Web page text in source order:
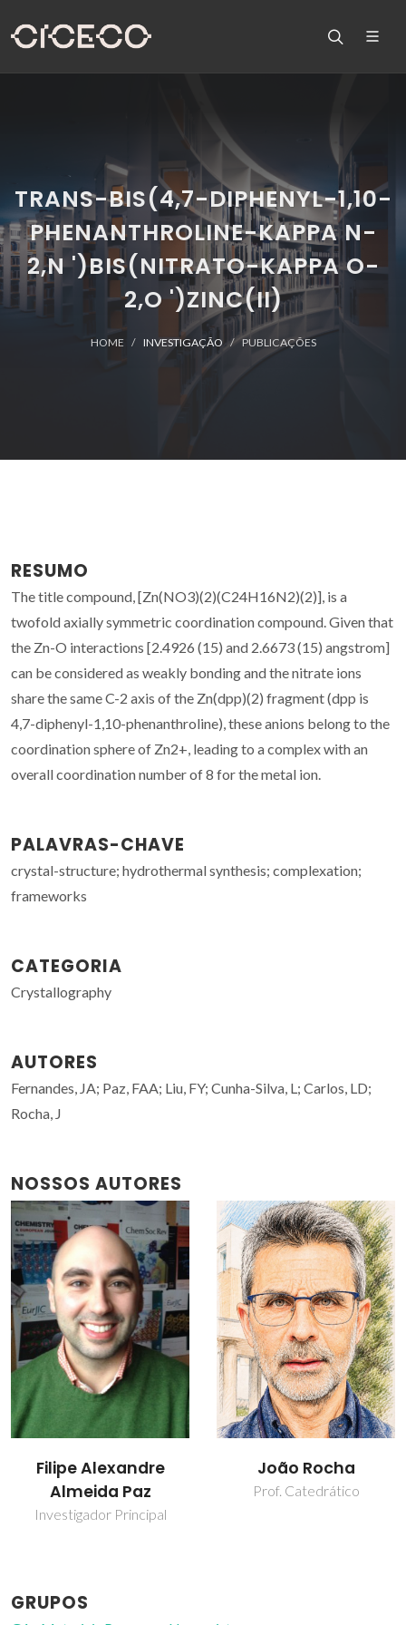
TRANS-BIS(4,7-DIPHENYL-1,10-
PHENANTHROLINE-KAPPA N-
2,N ')BIS(NITRATO-KAPPA O-
2,O ')ZINC(II)
HOME INVESTIGAÇÃO PUBLICAÇÕES
RESUMO
The title compound, [Zn(NO3)(2)(C24H16N2)(2)], is a
twofold axially symmetric coordination compound. Given that
the Zn-O interactions [2.4926 (15) and 2.6673 (15) angstrom]
can be considered as weakly bonding and the nitrate ions
share the same C-2 axis of the Zn(dpp)(2) fragment (dpp is
4,7-diphenyl-1,10-phenanthroline), these anions belong to the
coordination sphere of Zn2+, leading to a complex with an
overall coordination number of 8 for the metal ion.
PALAVRAS-CHAVE
crystal-structure; hydrothermal synthesis; complexation;
frameworks
CATEGORIA
Crystallography
AUTORES
Fernandes, JA; Paz, FAA; Liu, FY; Cunha-Silva, L; Carlos, LD;
Rocha, J
NOSSOS AUTORES
João Rocha
Prof. Catedrático
José Alberto Pires
Fernandes
GRUPOS